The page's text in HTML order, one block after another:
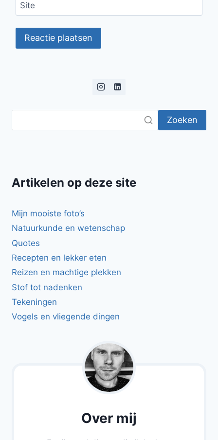
Site
Zoeken
Artikelen op deze site
Mijn mooiste foto’s
Natuurkunde en wetenschap
Quotes
Recepten en lekker eten
Reizen en machtige plekken
Stof tot nadenken
Tekeningen
Vogels en vliegende dingen
Over mij